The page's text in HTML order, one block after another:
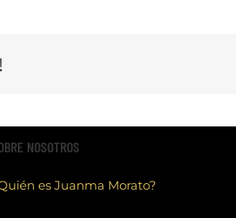
NOSOTROS
es Juanma Morato?